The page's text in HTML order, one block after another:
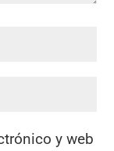
y web